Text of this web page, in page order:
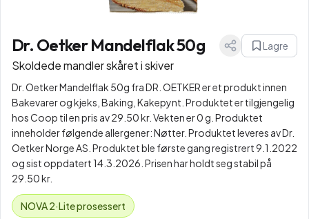
Dr. Oetker Mandelflak 50g Lagre
Skoldede mandler skåret i skiver
Dr. Oetker Mandelflak 50g fra DR. OETKER er et produkt innen
Bakevarer og kjeks, Baking, Kakepynt. Produktet er tilgjengelig
hos Coop til en pris av 29.50 kr. Vekten er 0 g. Produktet
inneholder følgende allergener: Nøtter. Produktet leveres av Dr.
Oetker Norge AS. Produktet ble første gang registrert 9.1.2022
og sist oppdatert 14.3.2026. Prisen har holdt seg stabil på
29.50 kr.
NOVA2·Lite prosessert